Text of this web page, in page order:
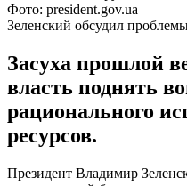
Фото: president.gov.ua
Зеленский обсудил
Засуха прошлой
власть поднять
рационального
ресурсов.
Президент Владимир